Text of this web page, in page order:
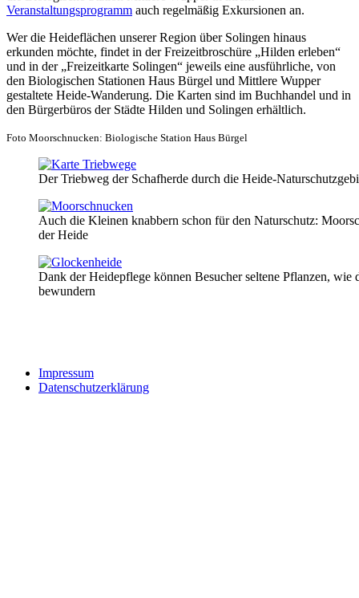
Veranstaltungsprogramm auch regelmäßig Exkursionen an.
Wer die Heideflächen unserer Region über Solingen hinaus
erkunden möchte, findet in der Freizeitbroschüre „Hilden erleben“
und in der „Freizeitkarte Solingen“ jeweils eine ausführliche, von
den Biologischen Stationen Haus Bürgel und Mittlere Wupper
gestaltete Heide-Wanderung. Die Karten sind im Buchhandel und in
den Bürgerbüros der Städte Hilden und Solingen erhältlich.
Foto Moorschnucken: Biologische Station Haus Bürgel
Der Triebweg der Schafherde durch die Heide-
Auch die Kleinen knabbern schon für den Naturschutz:
der Heide
Dank der Heidepflege können Besucher seltene Pflanzen, wie
bewundern
Impressum
Datenschutzerklärung